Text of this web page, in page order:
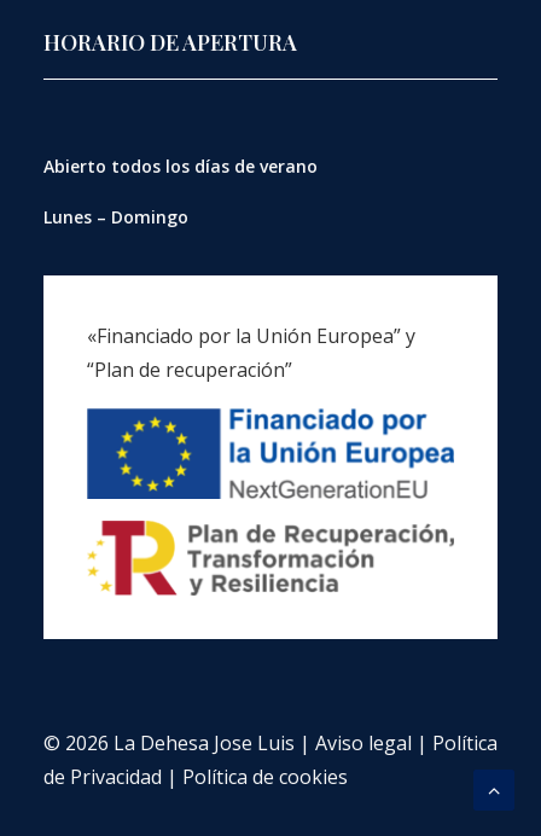
HORARIO DE APERTURA
Abierto todos los días de verano
Lunes – Domingo
«Financiado por la Unión Europea” y
“Plan de recuperación”
© 2026 La Dehesa Jose Luis | Aviso legal | Política
de Privacidad | Política de cookies